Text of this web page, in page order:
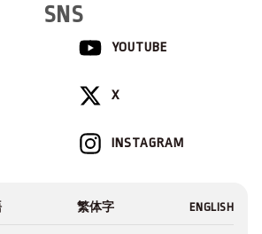
SNS
YOUTUBE
X
INSTAGRAM